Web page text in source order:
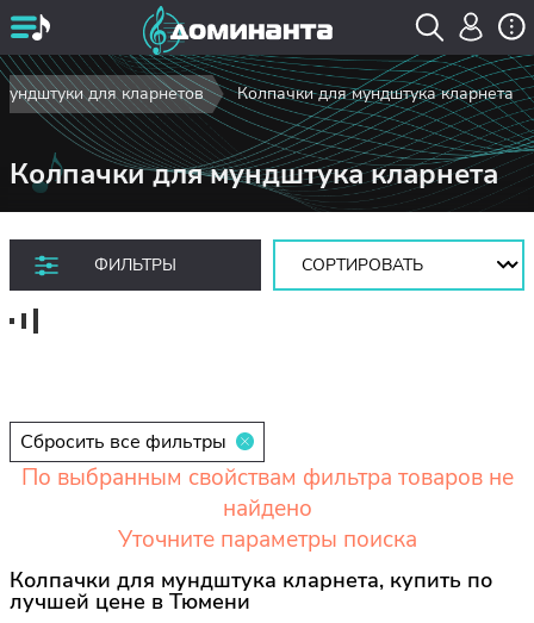
для кларнетов Колпачки для мундштука кларнета
Колпачки для мундштука кларнета
ФИЛЬТРЫ
Сортировать:
Сбросить все фильтры
По выбранным свойствам фильтра товаров не
найдено
Уточните параметры поиска
Колпачки для мундштука кларнета, купить по
лучшей цене в Тюмени